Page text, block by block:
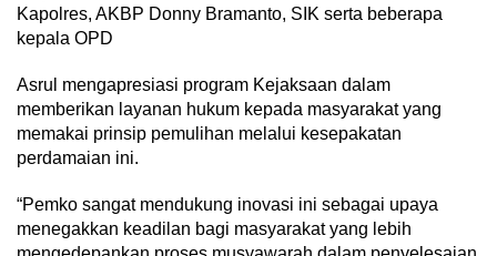
Kapolres, AKBP Donny Bramanto, SIK serta beberapa
kepala OPD
Asrul mengapresiasi program Kejaksaan dalam
memberikan layanan hukum kepada masyarakat yang
memakai prinsip pemulihan melalui kesepakatan
perdamaian ini.
“Pemko sangat mendukung inovasi ini sebagai upaya
menegakkan keadilan bagi masyarakat yang lebih